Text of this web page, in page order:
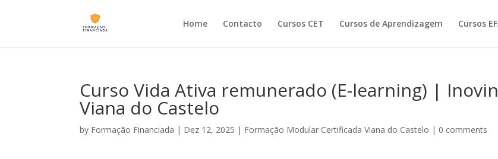
Home Contacto Cursos CET Cursos de Aprendizagem Cursos
Curso Vida Ativa remunerado (E-learning) |
Viana do Castelo
by Formação Financiada | Dez 12, 2025 | Formação Modular Certificada Viana do Castelo | 0 comments